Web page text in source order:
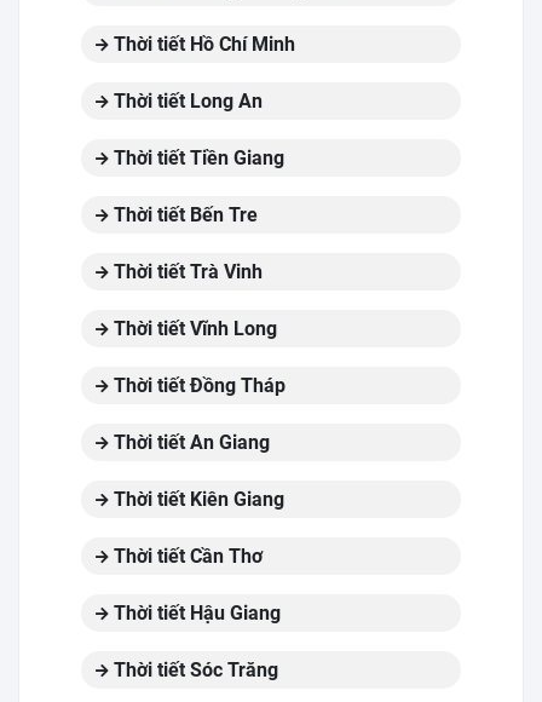
Thời tiết Hồ Chí Minh
Thời tiết Long An
Thời tiết Tiền Giang
Thời tiết Bến Tre
Thời tiết Trà Vinh
Thời tiết Vĩnh Long
Thời tiết Đồng Tháp
Thời tiết An Giang
Thời tiết Kiên Giang
Thời tiết Cần Thơ
Thời tiết Hậu Giang
Thời tiết Sóc Trăng